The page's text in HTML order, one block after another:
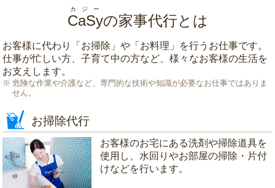
CaSy
カジー
の家事代行とは
お客様に代わり「 お掃除 」や「 お料理 」を行うお仕事です。
仕事が忙しい方、子育て中の方など、様々なお客様の生活を
お支えします。
危険な作業や介護など、専門的な技術や知識が必要なお仕事ではありま
せん。
お掃除代行
お客様のお宅にある洗剤や掃除道具を
使用し、水回りやお部屋の掃除・片付
けなどを行います。